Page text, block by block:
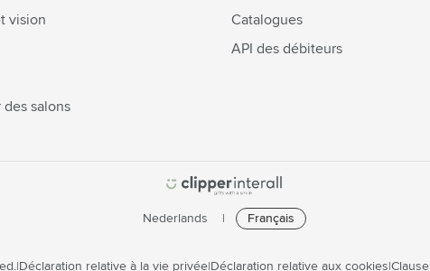
vision
salons
Catalogues
API des débiteurs
Nederlands Français
Déclaration relative à la vie privée Déclaration relative aux cookies